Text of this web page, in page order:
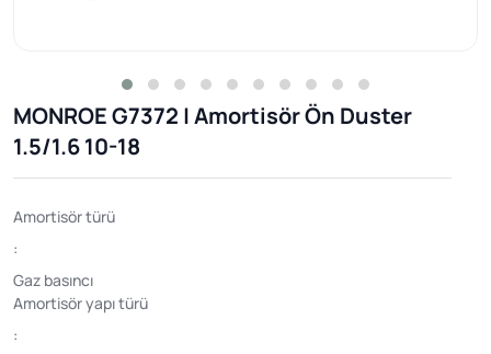
MONROE G7372 | Amortisör Ön Duster
1.5/1.6 10-18
Amortisör türü
:
Gaz basıncı
Amortisör yapı türü
: